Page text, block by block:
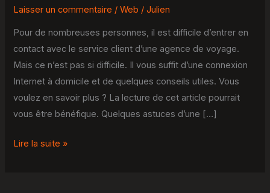
Laisser un commentaire /Web /Julien
Pour de nombreuses personnes, il est difficile d’entrer en
contact avec le service client d’une agence de voyage.
Mais ce n’est pas si difficile. Il vous suffit d’une connexion
Internet à domicile et de quelques conseils utiles. Vous
voulez en savoir plus ? La lecture de cet article pourrait
vous être bénéfique. Quelques astuces d’une […]
Lire la suite »